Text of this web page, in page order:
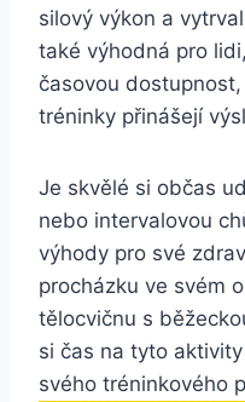
silový výkon a
také výhodná pro
časovou
tréninky přinášejí
Je skvělé si občas
nebo intervalovou
výhody pro své
procházku ve svém
tělocvičnu s
si čas na tyto
svého tréninkového